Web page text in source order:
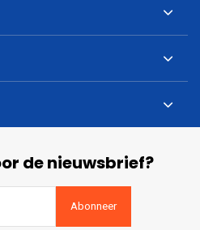
de nieuwsbrief?
Abonneer